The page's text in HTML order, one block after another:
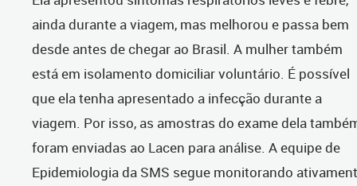
ainda durante a viagem, mas melhorou e passa bem
desde antes de chegar ao Brasil. A mulher também
está em isolamento domiciliar voluntário. É possível
que ela tenha apresentado a infecção durante a
viagem. Por isso, as amostras do exame dela
foram enviadas ao Lacen para análise. A equipe de
Epidemiologia da SMS segue monitorando